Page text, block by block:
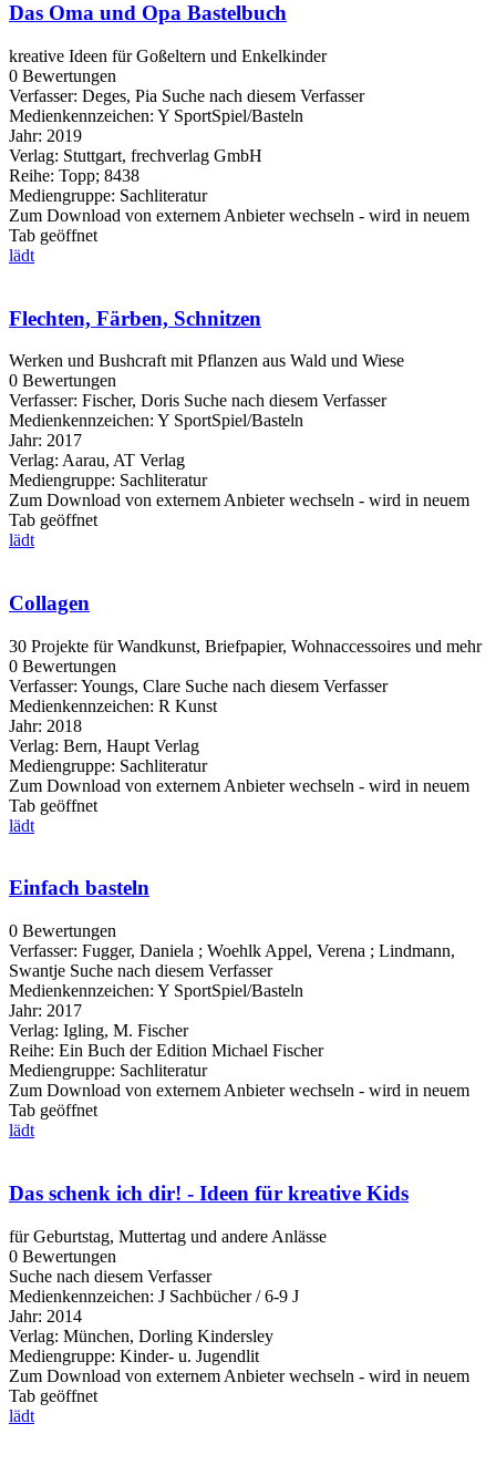
Das Oma und Opa Bastelbuch
kreative Ideen für Goßeltern und Enkelkinder
0 Bewertungen
Verfasser: Deges, Pia Suche nach diesem Verfasser
Medienkennzeichen: Y SportSpiel/Basteln
Jahr: 2019
Verlag: Stuttgart, frechverlag GmbH
Reihe: Topp; 8438
Mediengruppe: Sachliteratur
Zum Download von externem Anbieter wechseln - wird in neuem
Tab geöffnet
lädt
Flechten, Färben, Schnitzen
Werken und Bushcraft mit Pflanzen aus Wald und Wiese
0 Bewertungen
Verfasser: Fischer, Doris Suche nach diesem Verfasser
Medienkennzeichen: Y SportSpiel/Basteln
Jahr: 2017
Verlag: Aarau, AT Verlag
Mediengruppe: Sachliteratur
Zum Download von externem Anbieter wechseln - wird in neuem
Tab geöffnet
lädt
Collagen
30 Projekte für Wandkunst, Briefpapier, Wohnaccessoires und mehr
0 Bewertungen
Verfasser: Youngs, Clare Suche nach diesem Verfasser
Medienkennzeichen: R Kunst
Jahr: 2018
Verlag: Bern, Haupt Verlag
Mediengruppe: Sachliteratur
Zum Download von externem Anbieter wechseln - wird in neuem
Tab geöffnet
lädt
Einfach basteln
0 Bewertungen
Verfasser: Fugger, Daniela ; Woehlk Appel, Verena ; Lindmann,
Swantje Suche nach diesem Verfasser
Medienkennzeichen: Y SportSpiel/Basteln
Jahr: 2017
Verlag: Igling, M. Fischer
Reihe: Ein Buch der Edition Michael Fischer
Mediengruppe: Sachliteratur
Zum Download von externem Anbieter wechseln - wird in neuem
Tab geöffnet
lädt
Das schenk ich dir! - Ideen für kreative Kids
für Geburtstag, Muttertag und andere Anlässe
0 Bewertungen
Suche nach diesem Verfasser
Medienkennzeichen: J Sachbücher / 6-9 J
Jahr: 2014
Verlag: München, Dorling Kindersley
Mediengruppe: Kinder- u. Jugendlit
Zum Download von externem Anbieter wechseln - wird in neuem
Tab geöffnet
lädt